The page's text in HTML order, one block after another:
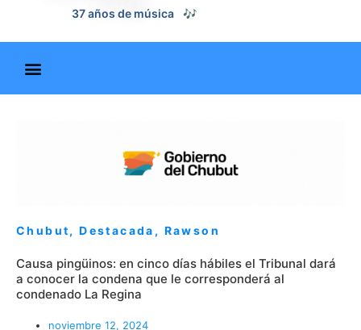
37 años de noticias 📰
Chubut,Destacada , Rawson
Causa pingüinos: en cinco días hábiles el Tribunal dará
a conocer la condena que le corresponderá al
condenado La Regina
noviembre 12, 2024